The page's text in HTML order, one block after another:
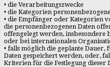
• die Verarbeitungszwecke
• die Kategorien
• die Empfänger oder Kategorien
die personenbezogenen Daten
offengelegt werden,
oder bei internationalen
• falls möglich die geplante Dauer,
Daten gespeichert werden, oder,
Kriterien für die Festlegung dieser